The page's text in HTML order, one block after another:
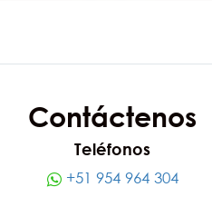
Contáctenos
Teléfonos
+51 954 964 304